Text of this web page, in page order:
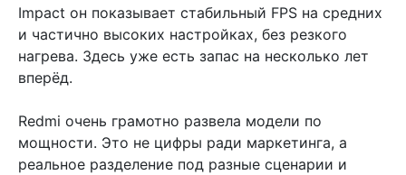
Impact он показывает стабильный FPS на средних
и частично высоких настройках, без резкого
нагрева. Здесь уже есть запас на несколько лет
вперёд.
Redmi очень грамотно развела модели по
мощности. Это не цифры ради маркетинга, а
реальное разделение под разные сценарии и